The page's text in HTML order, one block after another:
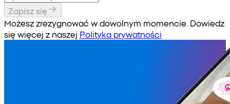
Zapisz się
Możesz zrezygnować w dowolnym momencie. Dowiedz
się więcej z naszej Polityka prywatności